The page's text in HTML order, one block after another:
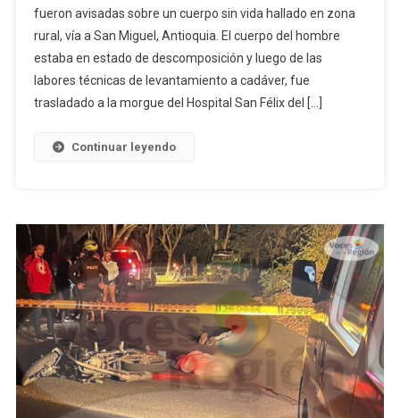
fueron avisadas sobre un cuerpo sin vida hallado en zona
rural, vía a San Miguel, Antioquia. El cuerpo del hombre
estaba en estado de descomposición y luego de las
labores técnicas de levantamiento a cadáver, fue
trasladado a la morgue del Hospital San Félix del […]
Continuar leyendo